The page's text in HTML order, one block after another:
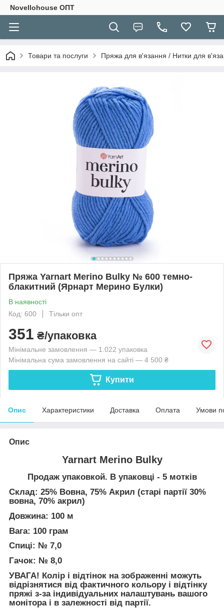
Novellohouse ОПТ
Товари та послуги Пряжа для в'язання / Нитки для
Пряжа Yarnart Merino Bulky № 600 темно-
блакитний (Ярнарт Мерино Булки)
В наявності
Код: 600
Тільки опт
351 ₴/упаковка
Мінімальне замовлення — 1.022 упаковка
Мінімальна сума замовлення на сайті — 4 500 ₴
Купити
Опис Характеристики Доставка Оплата Умови
Опис
Yarnart Merino Bulky
Продаж упаковкой. В упаковці - 5 мотків
Склад: 25% Вовна, 75% Акрил (старі партії 30%
вовна, 70% акрил)
Довжина: 100 м
Вага: 100 грам
Спиці: № 7,0
Гачок: № 8,0
УВАГА! Колір і відтінок на зображенні можуть
відрізнятися від фактичного кольору і відтінку
пряжі з-за індивідуальних налаштувань вашого
монітора і в залежності від партії.